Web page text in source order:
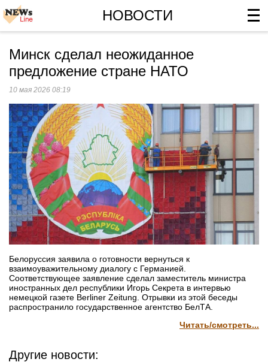
НОВОСТИ
Минск сделал неожиданное
предложение стране НАТО
10 мая 2026 08:19
Белоруссия заявила о готовности вернуться к
взаимоуважительному диалогу с Германией.
Соответствующее заявление сделал заместитель министра
иностранных дел республики Игорь Секрета в интервью
немецкой газете Berliner Zeitung. Отрывки из этой беседы
распространило государственное агентство БелТА.
Читать/смотреть...
Другие новости: